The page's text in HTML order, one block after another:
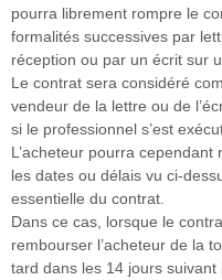
pourra librement rompre le
formalités successives par
réception ou par un écrit sur
Le contrat sera considéré
vendeur de la lettre ou de
si le professionnel s’est
L’acheteur pourra
les dates ou délais vu ci-
essentielle du contrat.
Dans ce cas, lorsque le
rembourser l’acheteur de la
tard dans les 14 jours